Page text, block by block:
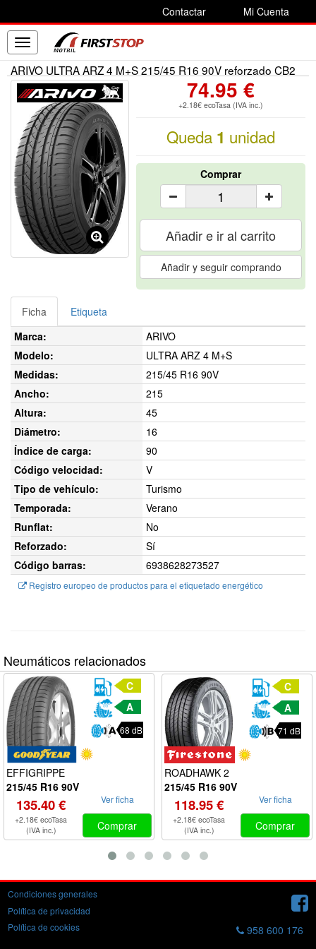
Contactar Mi Cuenta
Toggle
navigation
ARIVO ULTRA ARZ 4 M+S 215/45 R16 90V reforzado CB2
74.95 €
+2.18€ ecoTasa (IVA inc.)
Queda 1 unidad
Comprar
Añadir e ir al carrito
Añadir y seguir comprando
Ficha
Etiqueta
Marca:
ARIVO
Modelo:
ULTRA ARZ 4 M+S
Medidas:
215/45 R16 90V
Ancho:
215
Altura:
45
Diámetro:
16
Índice de carga:
90
Código velocidad:
V
Tipo de vehículo:
Turismo
Temporada:
Verano
Runflat:
No
Reforzado:
Sí
Código barras:
6938628273527
Registro europeo de productos para el etiquetado energético
Neumáticos relacionados
C
A
68 dB
EFFIGRIPPE
215/45 R16 90V
135.40 €
+2.18€ ecoTasa
(IVA inc.)
Ver ficha
Comprar
C
A
71 dB
ROADHAWK 2
215/45 R16 90V
118.95 €
+2.18€ ecoTasa
(IVA inc.)
Ver ficha
Comprar
Condiciones generales
Política de privacidad
Política de cookies
958 600 176